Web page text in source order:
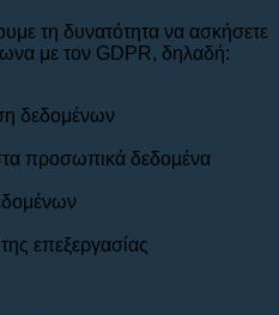
τη δυνατότητα να ασκήσετε
με τον GDPR, δηλαδή:
δεδομένων
προσωπικά δεδομένα
επεξεργασίας